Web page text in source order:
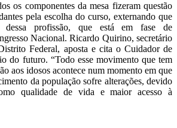
os componentes da mesa fizeram questão
pela escolha do curso, externando que
dessa profissão, que está em fase de
Nacional. Ricardo Quirino, secretário
Federal, aposta e cita o Cuidador de
do futuro. “Todo esse movimento que tem
aos idosos acontece num momento em que
da população sofre alterações, devido
qualidade de vida e maior acesso à